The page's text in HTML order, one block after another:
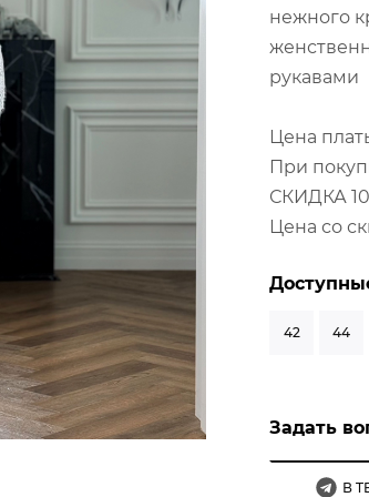
нежного
рукавами
Цена
При
СКИДКА
Цена со
42 44
Задать
В